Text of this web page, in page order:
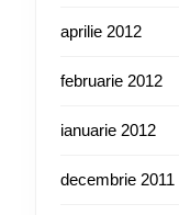
aprilie 2012
februarie 2012
ianuarie 2012
decembrie 2011